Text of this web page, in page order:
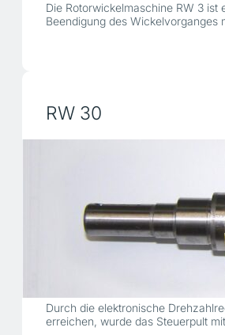
Die Rotorwickelmaschine RW 3
Beendigung des Wickelvorganges
RW 30
Durch die elektronische
erreichen, wurde das Steuerpult